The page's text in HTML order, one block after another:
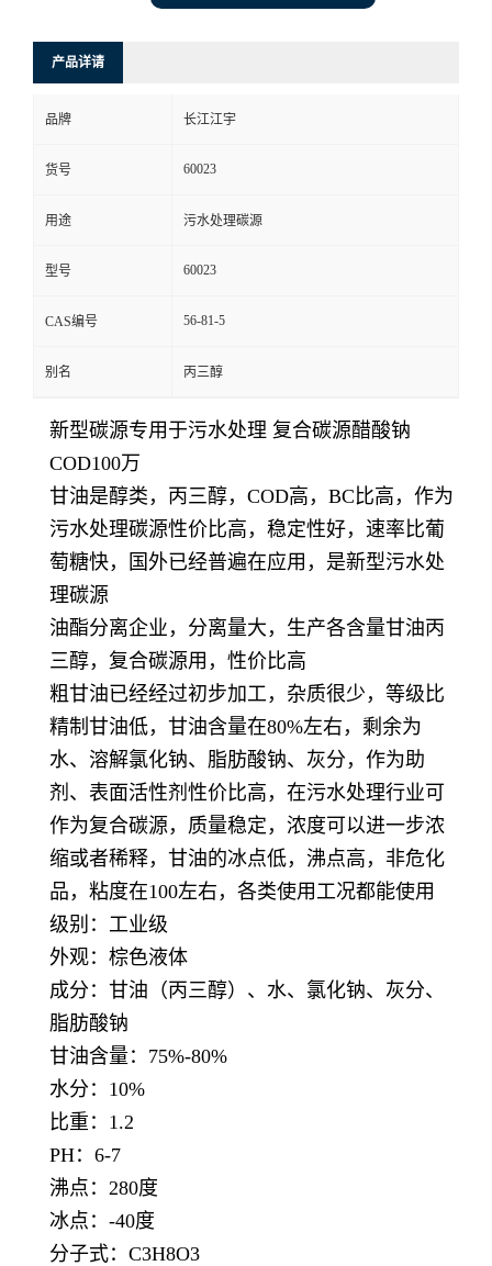
产品详请
品牌 长江江宇
货号 60023
用途 污水处理碳源
型号 60023
CAS编号 56-81-5
别名 丙三醇
新型碳源专用于污水处理 复合碳源醋酸钠
COD100万
甘油是醇类，丙三醇，COD高，BC比高，作为
污水处理碳源性价比高，稳定性好，速率比葡
萄糖快，国外已经普遍在应用，是新型污水处
理碳源
油酯分离企业，分离量大，生产各含量甘油丙
三醇，复合碳源用，性价比高
粗甘油已经经过初步加工，杂质很少，等级比
精制甘油低，甘油含量在80%左右，剩余为
水、溶解氯化钠、脂肪酸钠、灰分，作为助
剂、表面活性剂性价比高，在污水处理行业可
作为复合碳源，质量稳定，浓度可以进一步浓
缩或者稀释，甘油的冰点低，沸点高，非危化
品，粘度在100左右，各类使用工况都能使用
级别：工业级
外观：棕色液体
成分：甘油（丙三醇）、水、氯化钠、灰分、
脂肪酸钠
甘油含量：75%-80%
水分：10%
比重：1.2
PH：6-7
沸点：280度
冰点：-40度
分子式：C3H8O3